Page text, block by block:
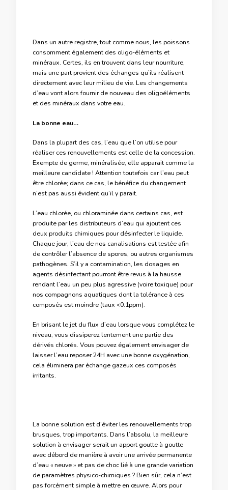
Dans un autre registre, tout comme nous, les poissons
consomment également des oligo-éléments et
minéraux. Certes, ils en trouvent dans leur nourriture,
mais une part provient des échanges qu’ils réalisent
directement avec leur milieu de vie. Les changements
d’eau vont alors fournir de nouveau des oligoéléments
et des minéraux dans votre eau.
La bonne eau…
Dans la plupart des cas, l’eau que l’on utilise pour
réaliser ces renouvellements est celle de la concession.
Exempte de germe, minéralisée, elle apparait comme la
meilleure candidate ! Attention toutefois car l’eau peut
être chlorée; dans ce cas, le bénéfice du changement
n’est pas aussi évident qu’il y parait.
L’eau chlorée, ou chloraminée dans certains cas, est
produite par les distributeurs d’eau qui ajoutent ces
deux produits chimiques pour désinfecter le liquide.
Chaque jour, l’eau de nos canalisations est testée afin
de contrôler l’absence de spores, ou autres organismes
pathogènes. S’il y a contamination, les dosages en
agents désinfectant pourront être revus à la hausse
rendant l’eau un peu plus agressive (voire toxique) pour
nos compagnons aquatiques dont la tolérance à ces
composés est moindre (taux <0.1ppm).
En brisant le jet du flux d’eau lorsque vous complétez le
niveau, vous dissiperez lentement une partie des
dérivés chlorés. Vous pouvez également envisager de
laisser l’eau reposer 24H avec une bonne oxygénation,
cela éliminera par échange gazeux ces composés
irritants.
La bonne solution est d’éviter les renouvellements trop
brusques, trop importants. Dans l’absolu, la meilleure
solution à envisager serait un apport goutte à goutte
avec débord de manière à avoir une arrivée permanente
d’eau « neuve » et pas de choc lié à une grande variation
de paramètres physico-chimiques ? Bien sûr, cela n’est
pas forcément simple à mettre en œuvre. Alors pour